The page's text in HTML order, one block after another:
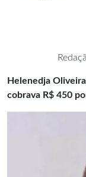
Helenedja
cobrava R$ 450